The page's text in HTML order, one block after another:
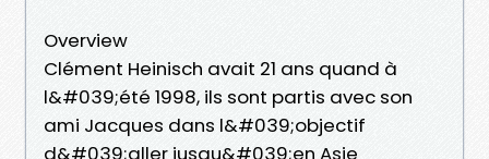
Overview
Clément Heinisch avait 21 ans quand à
l&#039;été 1998, ils sont partis avec son
ami Jacques dans l&#039;objectif
d&#039;aller jusqu&#039;en Asie